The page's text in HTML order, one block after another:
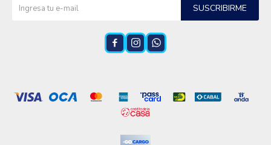
SUSCRIBIRME
  